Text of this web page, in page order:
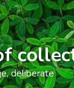
deliberate